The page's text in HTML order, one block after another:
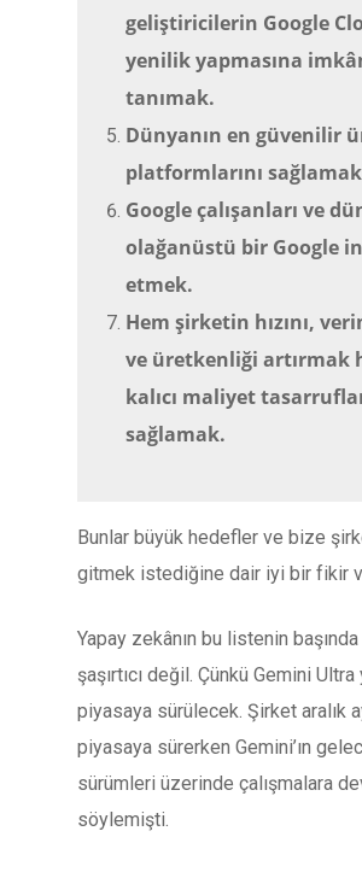
geliştiricilerin Google
yenilik yapmasına
tanımak.
Dünyanın en güvenilir
platformlarını
Google çalışanları ve
olağanüstü bir Google
etmek.
Hem şirketin hızını,
ve üretkenliği artırmak
kalıcı maliyet
sağlamak.
Bunlar büyük hedefler ve bize
gitmek istediğine dair iyi bir fikir
Yapay zekânın bu listenin başında
şaşırtıcı değil. Çünkü Gemini Ultra
piyasaya sürülecek. Şirket aralık
piyasaya sürerken Gemini’ın
sürümleri üzerinde çalışmalara
söylemişti.